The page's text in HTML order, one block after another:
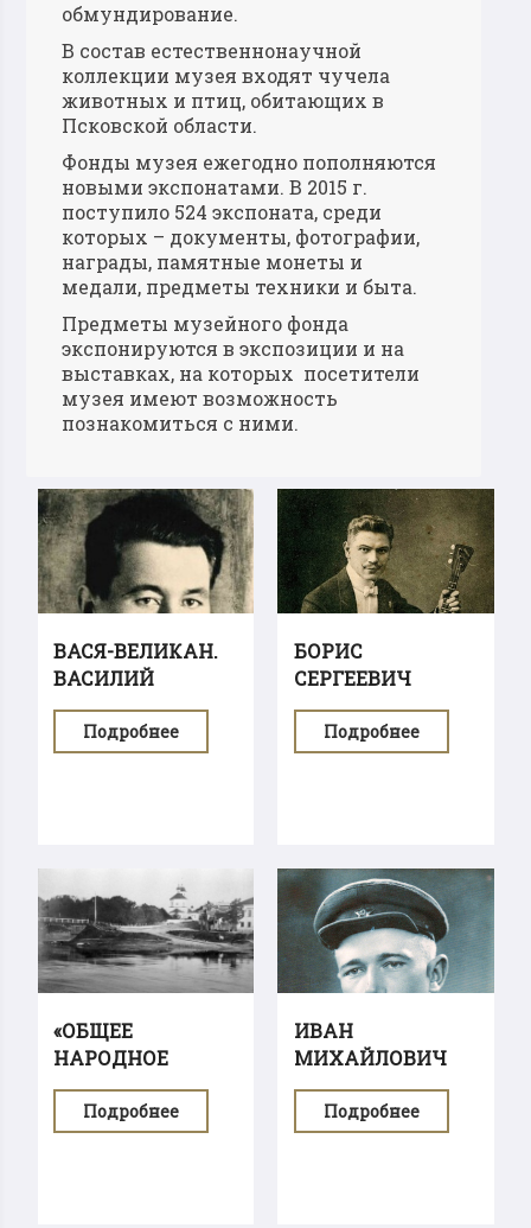
обмундирование.
В состав естественнонаучной
коллекции музея входят чучела
животных и птиц, обитающих в
Псковской области.
Фонды музея ежегодно пополняются
новыми экспонатами. В 2015 г.
поступило 524 экспоната, среди
которых – документы, фотографии,
награды, памятные монеты и
медали, предметы техники и быта.
Предметы музейного фонда
экспонируются в экспозиции и на
выставках, на которых посетители
музея имеют возможность
познакомиться с ними.
ВАСЯ-ВЕЛИКАН.
ВАСИЛИЙ
АЛЕКСАНДРОВИЧ...
Подробнее
БОРИС
СЕРГЕЕВИЧ
ТРОЯНОВСКИЙ
Подробнее
«ОБЩЕЕ
НАРОДНОЕ
ДОСТОЯНИЕ»...
Подробнее
ИВАН
МИХАЙЛОВИЧ
ГРИКО
Подробнее